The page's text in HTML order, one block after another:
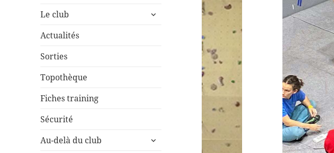
Le club
ouvrir
Actualités
Sorties
Topothèque
Fiches training
Sécurité
Au-delà du club
ouvrir